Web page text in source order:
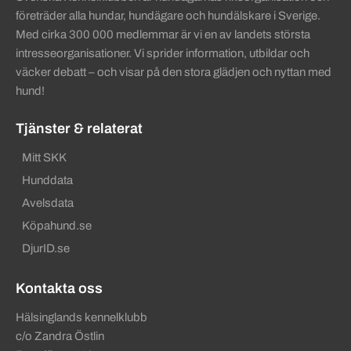
företräder alla hundar, hundägare och hundälskare i Sverige.
Med cirka 300 000 medlemmar är vi en av landets största
intresseorganisationer. Vi sprider information, utbildar och
väcker debatt – och visar på den stora glädjen och nyttan med
hund!
Tjänster & relaterat
Mitt SKK
Hunddata
Avelsdata
Köpahund.se
DjurID.se
Kontakta oss
Hälsinglands kennelklubb
c/o Zandra Östlin